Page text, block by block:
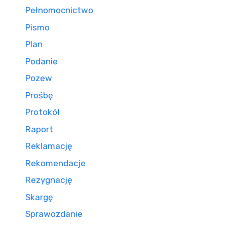
Pełnomocnictwo
Pismo
Plan
Podanie
Pozew
Prośbę
Protokół
Raport
Reklamację
Rekomendacje
Rezygnację
Skargę
Sprawozdanie